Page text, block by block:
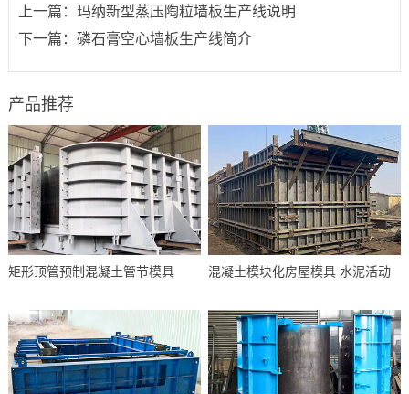
上一篇： 玛纳新型蒸压陶粒墙板生产线说明
下一篇： 磷石膏空心墙板生产线简介
产品推荐
矩形顶管预制混凝土管节模具 混凝土模块化房屋模具 水泥活动